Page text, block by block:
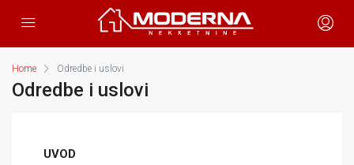
Home Odredbe i uslovi
Odredbe i uslovi
UVOD